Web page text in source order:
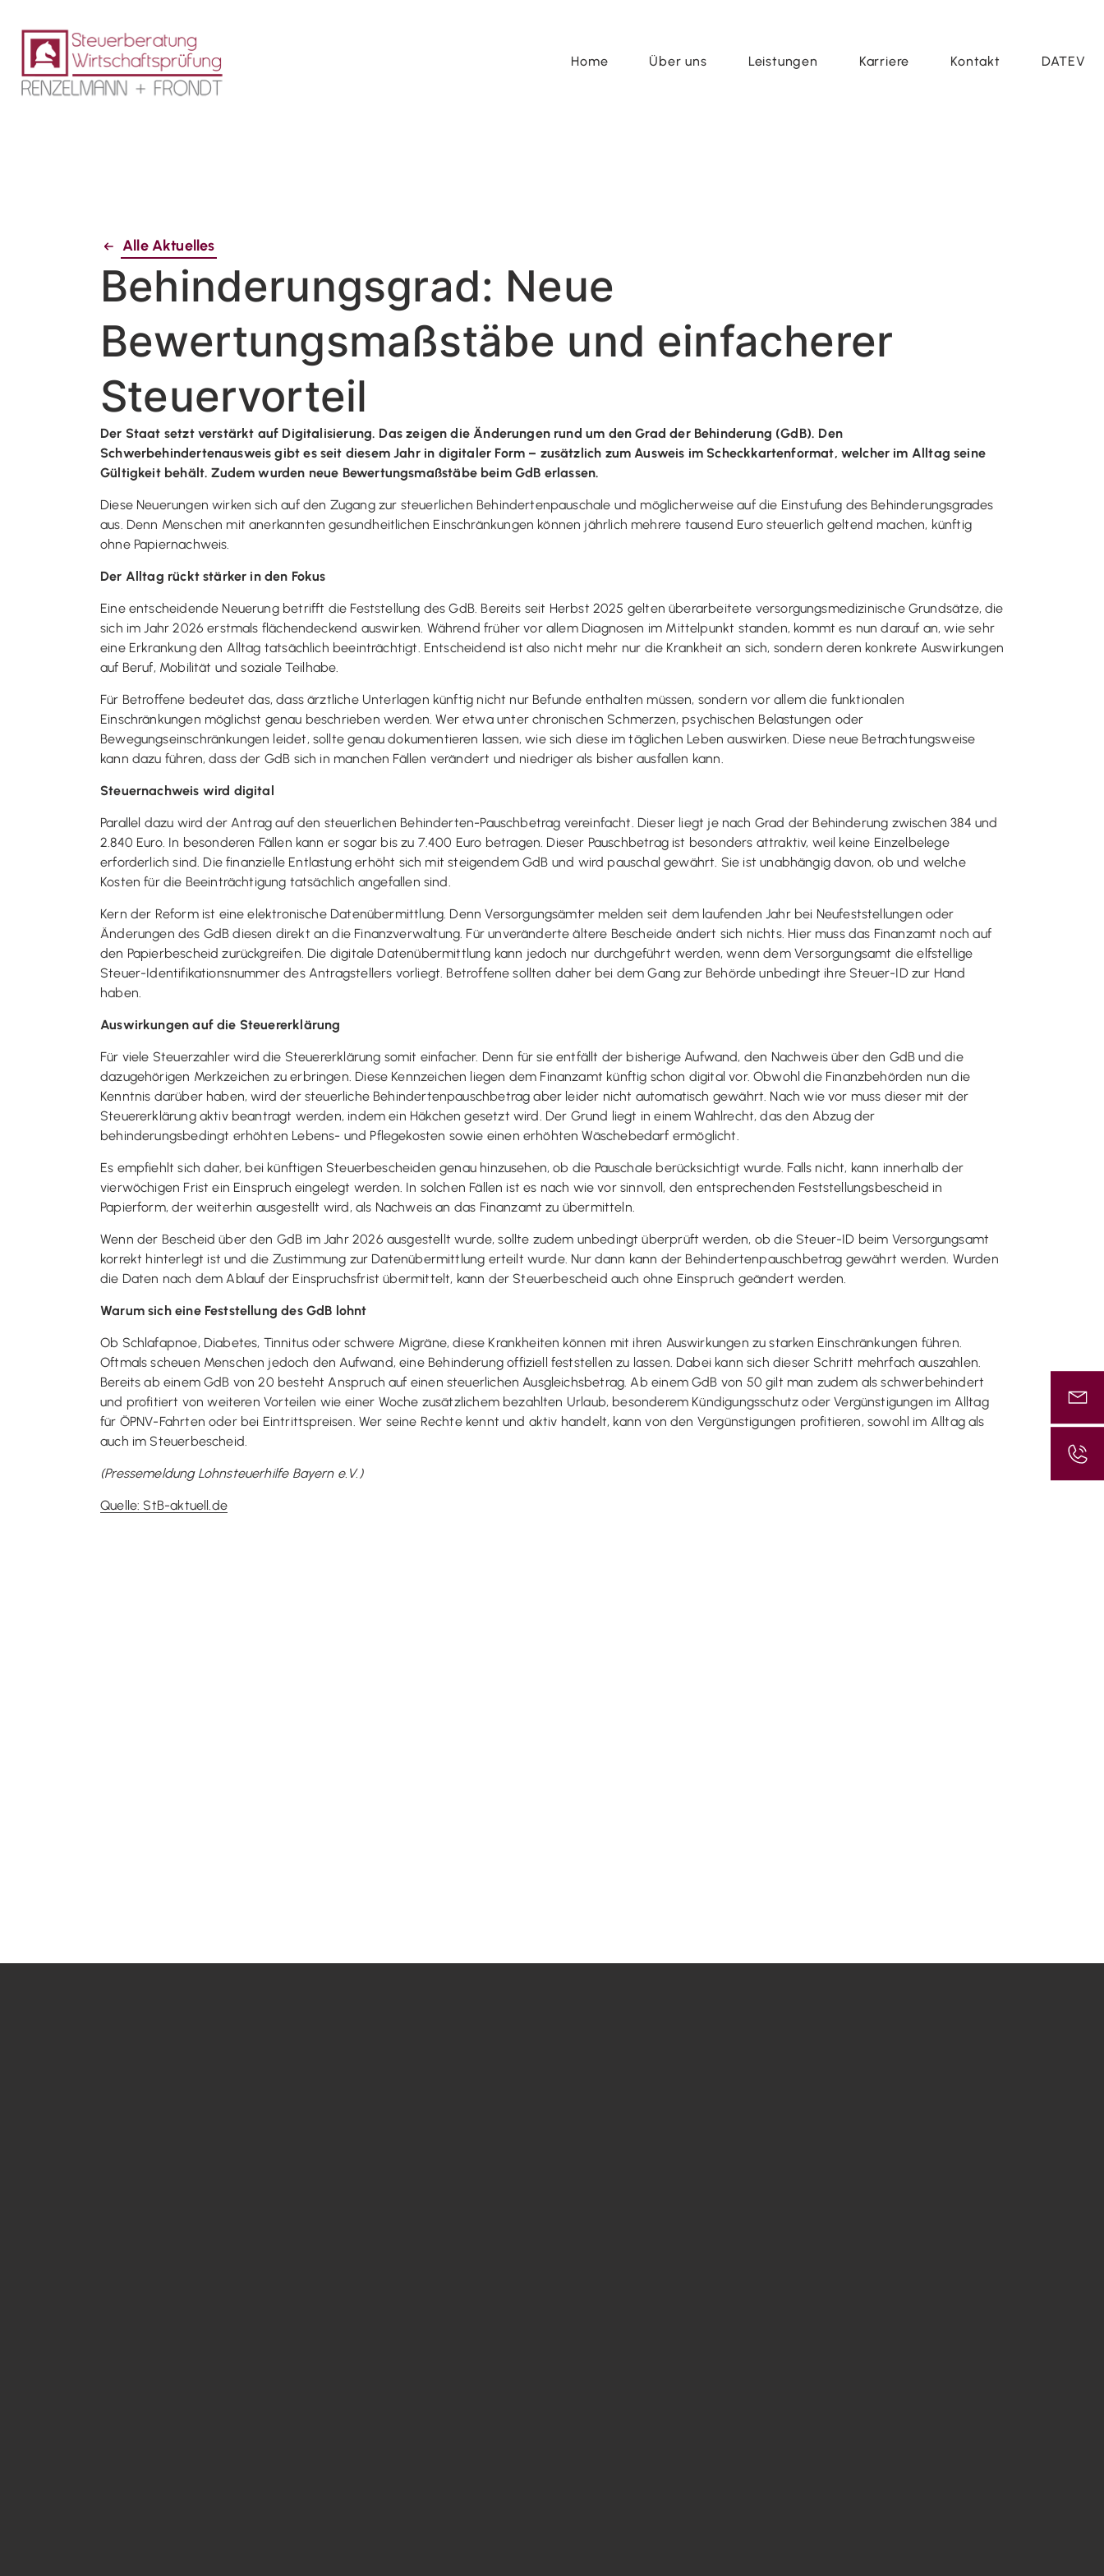
Home Über uns Leistungen Karriere Kontakt DATEV
Alle Aktuelles
Behinderungsgrad: Neue
Bewertungsmaßstäbe und einfacherer
Steuervorteil
Der Staat setzt verstärkt auf Digitalisierung. Das zeigen die Änderungen rund um den Grad der Behinderung (GdB). Den
Schwerbehindertenausweis gibt es seit diesem Jahr in digitaler Form – zusätzlich zum Ausweis im Scheckkartenformat, welcher im Alltag seine
Gültigkeit behält. Zudem wurden neue Bewertungsmaßstäbe beim GdB erlassen.
Diese Neuerungen wirken sich auf den Zugang zur steuerlichen Behindertenpauschale und möglicherweise auf die Einstufung des Behinderungsgrades
aus. Denn Menschen mit anerkannten gesundheitlichen Einschränkungen können jährlich mehrere tausend Euro steuerlich geltend machen, künftig
ohne Papiernachweis.
Der Alltag rückt stärker in den Fokus
Eine entscheidende Neuerung betrifft die Feststellung des GdB. Bereits seit Herbst 2025 gelten überarbeitete versorgungsmedizinische Grundsätze, die
sich im Jahr 2026 erstmals flächendeckend auswirken. Während früher vor allem Diagnosen im Mittelpunkt standen, kommt es nun darauf an, wie sehr
eine Erkrankung den Alltag tatsächlich beeinträchtigt. Entscheidend ist also nicht mehr nur die Krankheit an sich, sondern deren konkrete Auswirkungen
auf Beruf, Mobilität und soziale Teilhabe.
Für Betroffene bedeutet das, dass ärztliche Unterlagen künftig nicht nur Befunde enthalten müssen, sondern vor allem die funktionalen
Einschränkungen möglichst genau beschrieben werden. Wer etwa unter chronischen Schmerzen, psychischen Belastungen oder
Bewegungseinschränkungen leidet, sollte genau dokumentieren lassen, wie sich diese im täglichen Leben auswirken. Diese neue Betrachtungsweise
kann dazu führen, dass der GdB sich in manchen Fällen verändert und niedriger als bisher ausfallen kann.
Steuernachweis wird digital
Parallel dazu wird der Antrag auf den steuerlichen Behinderten-Pauschbetrag vereinfacht. Dieser liegt je nach Grad der Behinderung zwischen 384 und
2.840 Euro. In besonderen Fällen kann er sogar bis zu 7.400 Euro betragen. Dieser Pauschbetrag ist besonders attraktiv, weil keine Einzelbelege
erforderlich sind. Die finanzielle Entlastung erhöht sich mit steigendem GdB und wird pauschal gewährt. Sie ist unabhängig davon, ob und welche
Kosten für die Beeinträchtigung tatsächlich angefallen sind.
Kern der Reform ist eine elektronische Datenübermittlung. Denn Versorgungsämter melden seit dem laufenden Jahr bei Neufeststellungen oder
Änderungen des GdB diesen direkt an die Finanzverwaltung. Für unveränderte ältere Bescheide ändert sich nichts. Hier muss das Finanzamt noch auf
den Papierbescheid zurückgreifen. Die digitale Datenübermittlung kann jedoch nur durchgeführt werden, wenn dem Versorgungsamt die elfstellige
Steuer-Identifikationsnummer des Antragstellers vorliegt. Betroffene sollten daher bei dem Gang zur Behörde unbedingt ihre Steuer-ID zur Hand
haben.
Auswirkungen auf die Steuererklärung
Für viele Steuerzahler wird die Steuererklärung somit einfacher. Denn für sie entfällt der bisherige Aufwand, den Nachweis über den GdB und die
dazugehörigen Merkzeichen zu erbringen. Diese Kennzeichen liegen dem Finanzamt künftig schon digital vor. Obwohl die Finanzbehörden nun die
Kenntnis darüber haben, wird der steuerliche Behindertenpauschbetrag aber leider nicht automatisch gewährt. Nach wie vor muss dieser mit der
Steuererklärung aktiv beantragt werden, indem ein Häkchen gesetzt wird. Der Grund liegt in einem Wahlrecht, das den Abzug der
behinderungsbedingt erhöhten Lebens- und Pflegekosten sowie einen erhöhten Wäschebedarf ermöglicht.
Es empfiehlt sich daher, bei künftigen Steuerbescheiden genau hinzusehen, ob die Pauschale berücksichtigt wurde. Falls nicht, kann innerhalb der
vierwöchigen Frist ein Einspruch eingelegt werden. In solchen Fällen ist es nach wie vor sinnvoll, den entsprechenden Feststellungsbescheid in
Papierform, der weiterhin ausgestellt wird, als Nachweis an das Finanzamt zu übermitteln.
Wenn der Bescheid über den GdB im Jahr 2026 ausgestellt wurde, sollte zudem unbedingt überprüft werden, ob die Steuer-ID beim Versorgungsamt
korrekt hinterlegt ist und die Zustimmung zur Datenübermittlung erteilt wurde. Nur dann kann der Behindertenpauschbetrag gewährt werden. Wurden
die Daten nach dem Ablauf der Einspruchsfrist übermittelt, kann der Steuerbescheid auch ohne Einspruch geändert werden.
Warum sich eine Feststellung des GdB lohnt
Ob Schlafapnoe, Diabetes, Tinnitus oder schwere Migräne, diese Krankheiten können mit ihren Auswirkungen zu starken Einschränkungen führen.
Oftmals scheuen Menschen jedoch den Aufwand, eine Behinderung offiziell feststellen zu lassen. Dabei kann sich dieser Schritt mehrfach auszahlen.
Bereits ab einem GdB von 20 besteht Anspruch auf einen steuerlichen Ausgleichsbetrag. Ab einem GdB von 50 gilt man zudem als schwerbehindert
und profitiert von weiteren Vorteilen wie einer Woche zusätzlichem bezahlten Urlaub, besonderem Kündigungsschutz oder Vergünstigungen im Alltag
für ÖPNV-Fahrten oder bei Eintrittspreisen. Wer seine Rechte kennt und aktiv handelt, kann von den Vergünstigungen profitieren, sowohl im Alltag als
auch im Steuerbescheid.
(Pressemeldung Lohnsteuerhilfe Bayern e.V.)
Quelle: StB-aktuell.de